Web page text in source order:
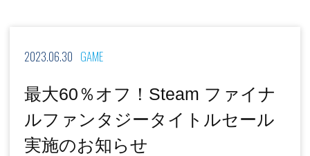
GAME
2023.06.30
最大60％オフ！Steam ファイナ
ルファンタジータイトルセール
実施のお知らせ